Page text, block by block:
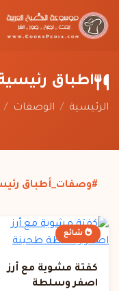
أطباق
الرئيسية / الوصفات /
#وصفات_أطباق
شائع
كفتة مشوية مع أرز
اصفر وسلطة